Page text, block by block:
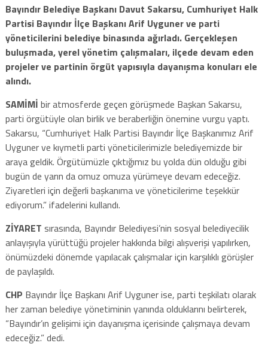
Bayındır Belediye Başkanı Davut Sakarsu, Cumhuriyet Halk
Partisi Bayındır İlçe Başkanı Arif Uyguner ve parti
yöneticilerini belediye binasında ağırladı. Gerçekleşen
buluşmada, yerel yönetim çalışmaları, ilçede devam eden
projeler ve partinin örgüt yapısıyla dayanışma konuları ele
alındı.
SAMİMİ bir atmosferde geçen görüşmede Başkan Sakarsu,
parti örgütüyle olan birlik ve beraberliğin önemine vurgu yaptı.
Sakarsu, “Cumhuriyet Halk Partisi Bayındır İlçe Başkanımız Arif
Uyguner ve kıymetli parti yöneticilerimizle belediyemizde bir
araya geldik. Örgütümüzle çıktığımız bu yolda dün olduğu gibi
bugün de yarın da omuz omuza yürümeye devam edeceğiz.
Ziyaretleri için değerli başkanıma ve yöneticilerime teşekkür
ediyorum.” ifadelerini kullandı.
ZİYARET sırasında, Bayındır Belediyesi’nin sosyal belediyecilik
anlayışıyla yürüttüğü projeler hakkında bilgi alışverişi yapılırken,
önümüzdeki dönemde yapılacak çalışmalar için karşılıklı görüşler
de paylaşıldı.
CHP Bayındır İlçe Başkanı Arif Uyguner ise, parti teşkilatı olarak
her zaman belediye yönetiminin yanında olduklarını belirterek,
“Bayındır’ın gelişimi için dayanışma içerisinde çalışmaya devam
edeceğiz.” dedi.